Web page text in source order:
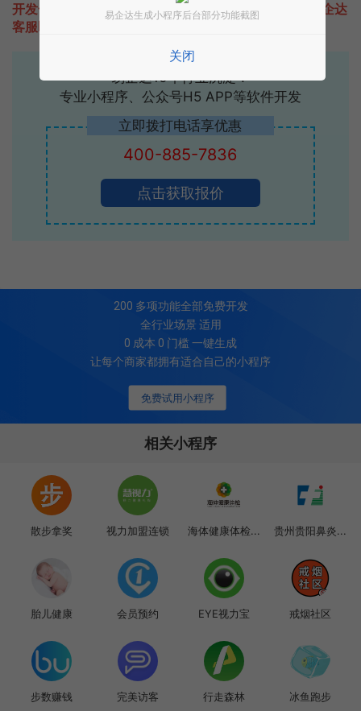
开发一款类似好视立的小程序不难，只需要咨询本站易企达
客服即可为您定制开发，免费提供报价。
易企达10年行业沉淀！
专业小程序、公众号H5 APP等软件开发
立即拨打电话享优惠
400-885-7836
点击获取报价
免费试用小程序
200 多项功能全部免费开发
全行业场景 适用
0 成本 0 门槛 一键生成
让每个商家都拥有适合自己的小程序
相关小程序
散步拿奖 视力加盟连锁 海体健康体检... 贵州贵阳鼻炎...
胎儿健康 会员预约 EYE视力宝 戒烟社区
步数赚钱 完美访客 行走森林 冰鱼跑步
易企达生成小程序后台部分功能截图
关闭